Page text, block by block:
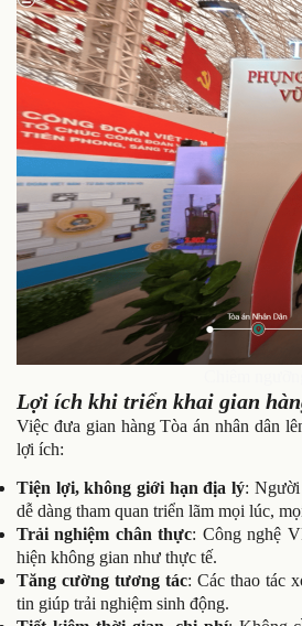
Lợi ích khi triển khai gian
Việc đưa gian hàng Tòa án nhân dân
lợi ích:
Tiện lợi, không giới hạn địa lý: Người
dễ dàng tham quan triển lãm mọi lúc,
Trải nghiệm chân thực: Công nghệ
hiện không gian như thực tế.
Tăng cường tương tác: Các thao tác
tin giúp trải nghiệm sinh động.